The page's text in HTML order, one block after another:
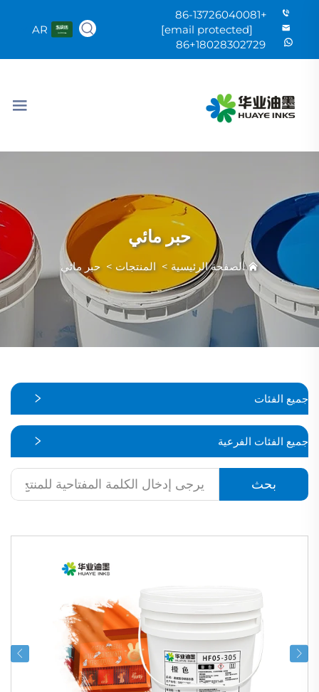
+86-13726040081
[email protected]
86+18028302729
AR
حبر مائي
الصفحة الرئيسية >المنتجات >حبر مائي
جميع الفئات
جميع الفئات الفرعية
بحث